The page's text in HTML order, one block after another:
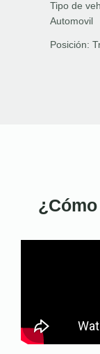
Tipo de
Automovil
Posición: